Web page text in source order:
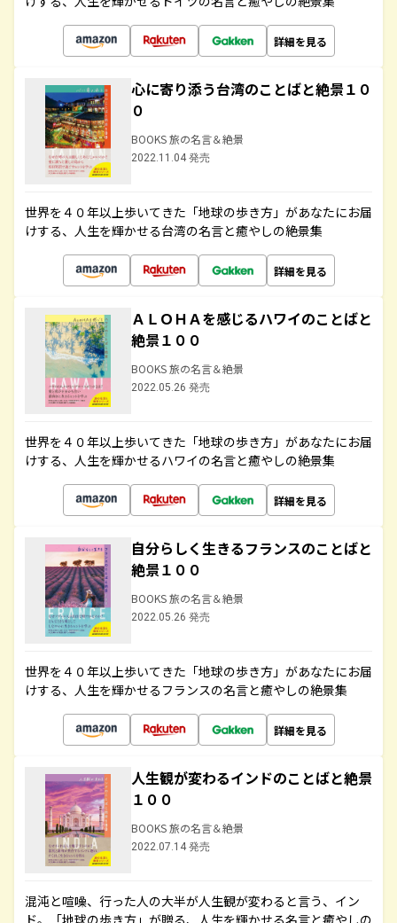
詳細を見る
心に寄り添う台湾のことばと絶景１０
０
BOOKS 旅の名言＆絶景
2022.11.04 発売
世界を４０年以上歩いてきた「地球の歩き方」があなたにお届
けする、人生を輝かせる台湾の名言と癒やしの絶景集
詳細を見る
ＡＬＯＨＡを感じるハワイのことばと
絶景１００
BOOKS 旅の名言＆絶景
2022.05.26 発売
世界を４０年以上歩いてきた「地球の歩き方」があなたにお届
けする、人生を輝かせるハワイの名言と癒やしの絶景集
詳細を見る
自分らしく生きるフランスのことばと
絶景１００
BOOKS 旅の名言＆絶景
2022.05.26 発売
世界を４０年以上歩いてきた「地球の歩き方」があなたにお届
けする、人生を輝かせるフランスの名言と癒やしの絶景集
詳細を見る
人生観が変わるインドのことばと絶景
１００
BOOKS 旅の名言＆絶景
2022.07.14 発売
混沌と喧噪、行った人の大半が人生観が変わると言う、イン
ド。「地球の歩き方」が贈る、人生を輝かせる名言と癒やしの